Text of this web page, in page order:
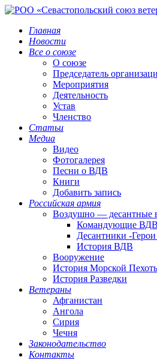
Главная
Новости
Все о союзе
О союзе
Председатель
Мероприятия
Деятельность
Устав
Членство
Статьи
Медиа
Видео
Фотогалерея
Песни о ВДВ
Книги
Добавить запись
Российская армия
Воздушно — десантные
Командующие ВДВ
Десантники -
История ВДВ
Вооружение
История Морской
История Разведки
Ветераны
Афганистан
Ангола
Сирия
Чечня
Законодательство
Контакты